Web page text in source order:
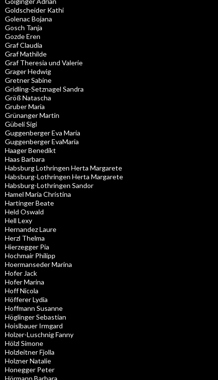
Goldscheider Kathi
Golenac Bojana
Gosch Tanja
Gozde Eren
Graf Claudia
Graf Mathilde
Graf Theresia und Valerie
Grager Hedwig
Gretner Sabine
Gridling-Setznagel Sandra
Größ Natascha
Gruber Maria
Grünanger Martin
Gübeli Sigi
Guggenberger Eva Maria
Guggenberger EvaMaria
Haager Benedikt
Haas Barbara
Habsburg Lothringen Herta Margarete
Habsburg-Lothringen Herta Margarete
Habsburg-Lothringen Sandor
Hamel Maria Christina
Hartinger Beate
Held Oswald
Hell Lexy
Hernandez Laure
Herzl Thelma
Hierzegger Pia
Hochmair Philipp
Hoermanseder Marina
Hofer Jack
Hofer Marina
Hoff Nicola
Höfferer Lydia
Hoffmann Susanne
Höglinger Sebastian
Hoislbauer Irmgard
Holzer-Luschnig Fanny
Hölzl Simone
Holzleitner Fjolla
Holzner Natalie
Honegger Peter